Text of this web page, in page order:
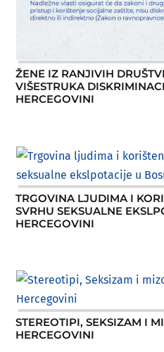
ŽENE IZ RANJIVIH
VIŠESTRUKA
HERCEGOVINI
TRGOVINA LJUDIMA I
SVRHU SEKSUALNE
HERCEGOVINI
STEREOTIPI, SEKSIZAM I
HERCEGOVINI